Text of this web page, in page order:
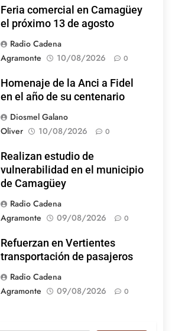
Feria comercial en Camagüey
el próximo 13 de agosto
Radio Cadena
Agramonte
10/08/2026 0
Homenaje de la Anci a Fidel
en el año de su centenario
Diosmel Galano
Oliver
10/08/2026 0
Realizan estudio de
vulnerabilidad en el municipio
de Camagüey
Radio Cadena
Agramonte
09/08/2026 0
Refuerzan en Vertientes
transportación de pasajeros
Radio Cadena
Agramonte
09/08/2026 0